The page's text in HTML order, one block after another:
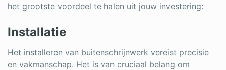
het grootste voordeel te halen uit jouw investering:
Installatie
Het installeren van buitenschrijnwerk vereist precisie
en vakmanschap. Het is van cruciaal belang om